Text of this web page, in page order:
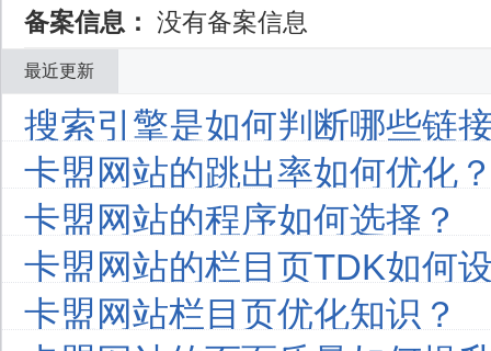
备案信息： 没有备案信息
最近更新
搜索引擎是如何判断哪些链
卡盟网站的跳出率如何优化
卡盟网站的程序如何选择？
卡盟网站的栏目页TDK如何
卡盟网站栏目页优化知识？